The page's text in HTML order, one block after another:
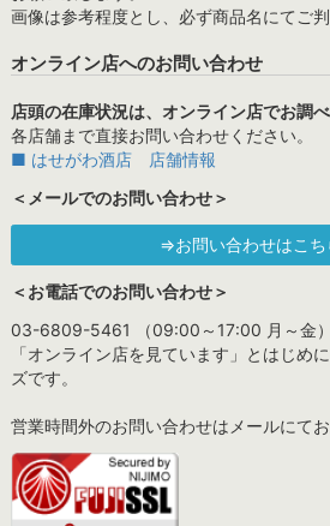
画像は参考程度とし、必ず商品名にてご判
オンライン店へのお問い合わせ
店頭の在庫状況は、オンライン店でお調
各店舗まで直接お問い合わせください。
■ はせがわ酒店 店舗情報
＜メールでのお問い合わせ＞
⇒お問い合わせはこち
＜お電話でのお問い合わせ＞
03-6809-5461 （09:00～17:00 月～金）
「オンライン店を見ています」とはじめ
ズです。
営業時間外のお問い合わせはメールにてお